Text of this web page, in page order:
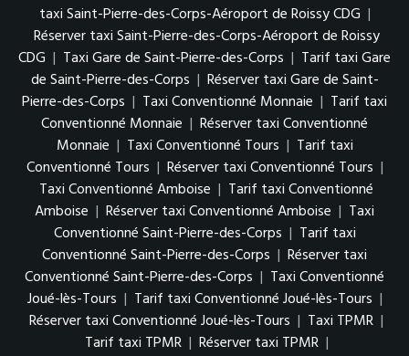
taxi Saint-Pierre-des-Corps-Aéroport de Roissy CDG |
Réserver taxi Saint-Pierre-des-Corps-Aéroport de Roissy
CDG | Taxi Gare de Saint-Pierre-des-Corps | Tarif taxi Gare
de Saint-Pierre-des-Corps | Réserver taxi Gare de Saint-
Pierre-des-Corps | Taxi Conventionné Monnaie | Tarif taxi
Conventionné Monnaie | Réserver taxi Conventionné
Monnaie | Taxi Conventionné Tours | Tarif taxi
Conventionné Tours | Réserver taxi Conventionné Tours |
Taxi Conventionné Amboise | Tarif taxi Conventionné
Amboise | Réserver taxi Conventionné Amboise | Taxi
Conventionné Saint-Pierre-des-Corps | Tarif taxi
Conventionné Saint-Pierre-des-Corps | Réserver taxi
Conventionné Saint-Pierre-des-Corps | Taxi Conventionné
Joué-lès-Tours | Tarif taxi Conventionné Joué-lès-Tours |
Réserver taxi Conventionné Joué-lès-Tours | Taxi TPMR |
Tarif taxi TPMR | Réserver taxi TPMR |